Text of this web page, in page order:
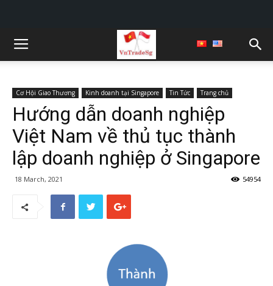
Cơ Hội Giao Thương Kinh doanh tại Singapore Tin Tức Trang chủ
Hướng dẫn doanh nghiệp
Việt Nam về thủ tục thành
lập doanh nghiệp ở Singapore
18 March, 2021 54954